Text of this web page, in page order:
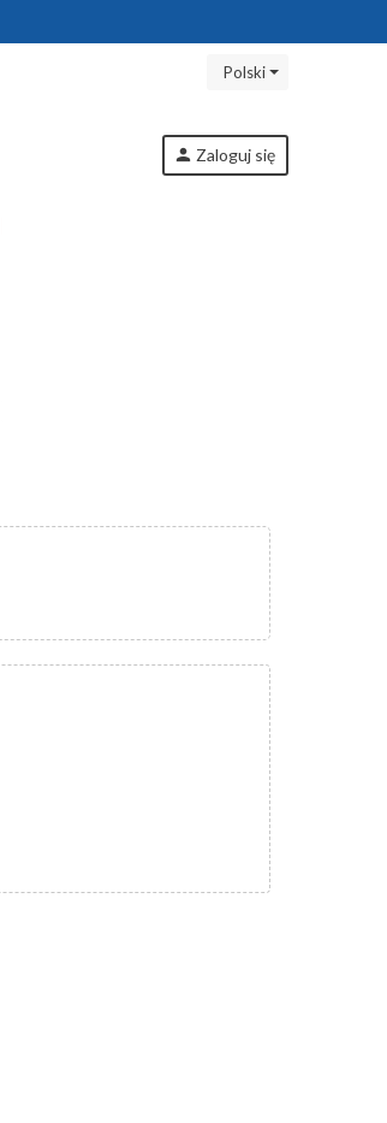
Polski
person Zaloguj się